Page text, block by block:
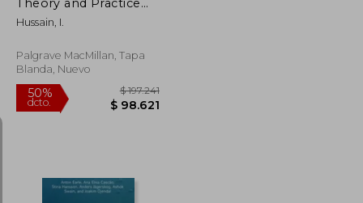
(en Inglés)
Hussain, I.
Palgrave MacMillan, Tapa
Blanda, Nuevo